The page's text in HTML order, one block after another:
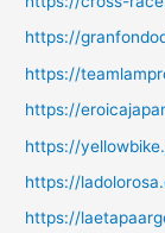
https://
https://
https://
https://
https://
https://